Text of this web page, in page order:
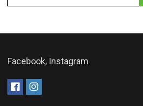
Facebook, Instagram